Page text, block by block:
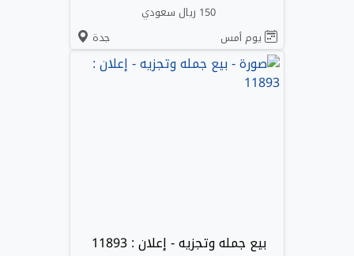
150 ريال سعودي
يوم أمس
جدة
بيع جمله وتجزيه - إعلان : 11893